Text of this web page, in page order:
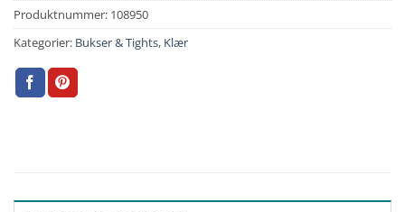
Produktnummer: 108950
Kategorier: Bukser & Tights, Klær